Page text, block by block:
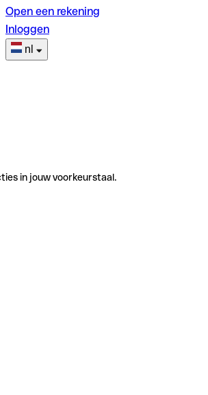
Open een rekening
Inloggen
nl
in jouw voorkeurstaal.